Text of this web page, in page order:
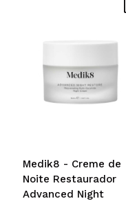
Medik8 - Creme de
Noite Restaurador
Advanced Night